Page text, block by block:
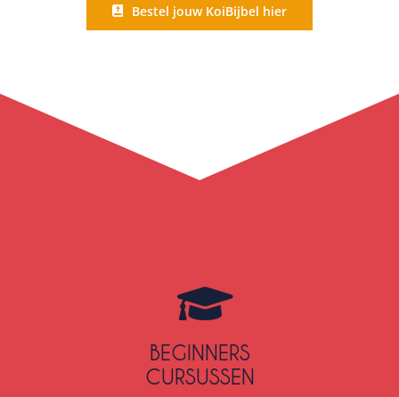
Bestel jouw KoiBijbel hier
BEGINNERS
CURSUSSEN